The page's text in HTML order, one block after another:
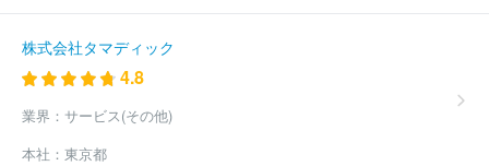
株式会社タマディック
4.8
業界： サービス(その他)
本社： 東京都